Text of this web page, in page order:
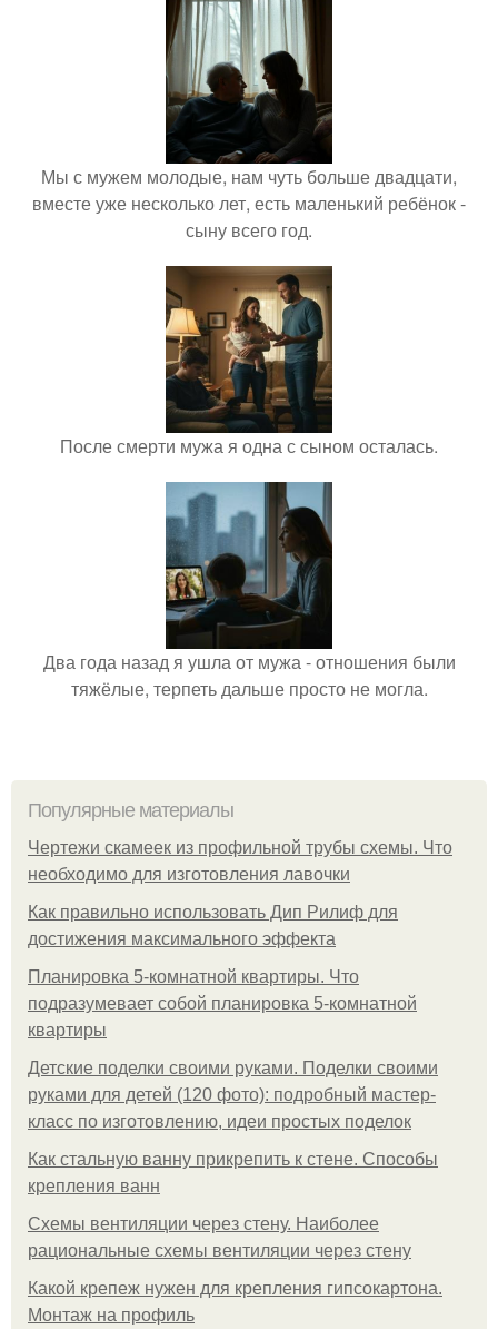
Мы с мужем молодые, нам чуть больше двадцати,
вместе уже несколько лет, есть маленький ребёнок -
сыну всего год.
После смерти мужа я одна с сыном осталась.
Два года назад я ушла от мужа - отношения были
тяжёлые, терпеть дальше просто не могла.
Популярные материалы
Чертежи скамеек из профильной трубы схемы. Что
необходимо для изготовления лавочки
Как правильно использовать Дип Рилиф для
достижения максимального эффекта
Планировка 5-комнатной квартиры. Что
подразумевает собой планировка 5-комнатной
квартиры
Детские поделки своими руками. Поделки своими
руками для детей (120 фото): подробный мастер-
класс по изготовлению, идеи простых поделок
Как стальную ванну прикрепить к стене. Способы
крепления ванн
Схемы вентиляции через стену. Наиболее
рациональные схемы вентиляции через стену
Какой крепеж нужен для крепления гипсокартона.
Монтаж на профиль